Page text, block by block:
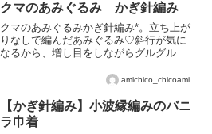
クマのあみぐるみ かぎ針編み
クマのあみぐるみかぎ針編み*。立ち上が
りなしで編んだあみぐるみ♡斜行が気に
なるから、増し目をしながらグルグル編
amichico_chicoami
【かぎ針編み】小波縁編みのバニ
ラ巾着